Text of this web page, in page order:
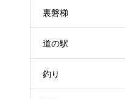
裏磐梯
道の駅
釣り